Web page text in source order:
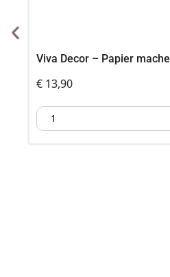
Viva Decor – Papier mache
€ 13,90